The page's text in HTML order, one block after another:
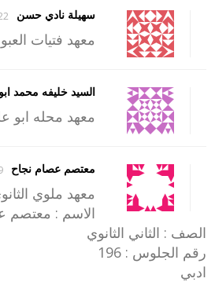
سهيلة نادي حسن
معهد فتيات
السيد خليفه محمد
معهد محله ابو
معتصم عصام نجاح
معهد ملوي
الاسم : معتصم
الصف : الثاني الثانوي
رقم الجلوس : 196
ادبي